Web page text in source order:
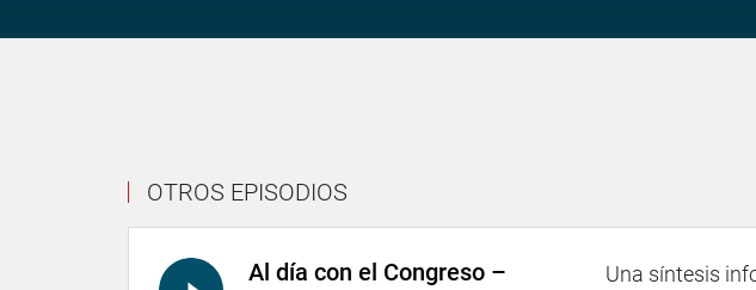
OTROS EPISODIOS
Al día con el Congreso –
Una síntesis